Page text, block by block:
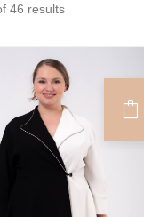
46 results